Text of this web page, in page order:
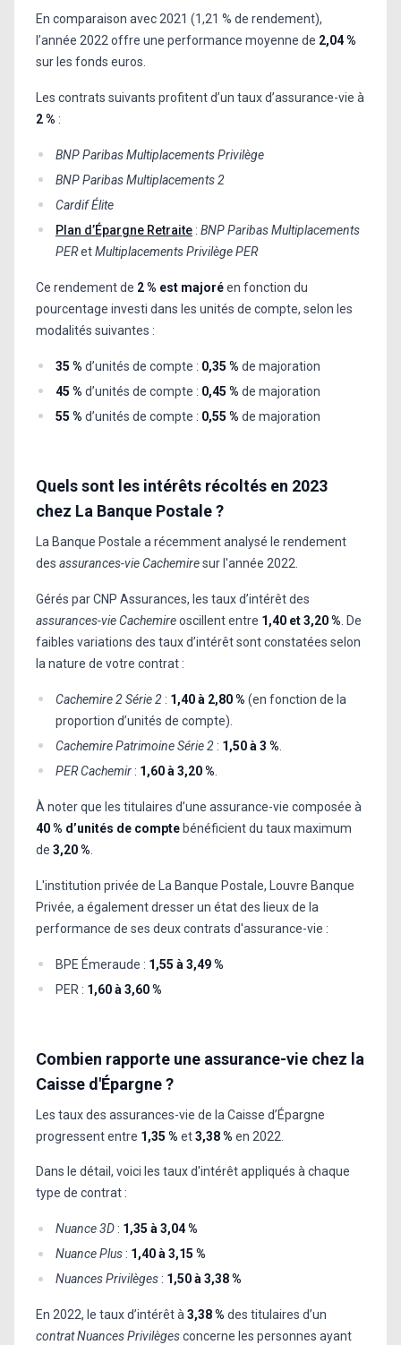
En comparaison avec 2021 (1,21 % de rendement),
l’année 2022 offre une performance moyenne de 2,04 %
sur les fonds euros.
Les contrats suivants profitent d’un taux d’assurance-vie à
2 % :
BNP Paribas Multiplacements Privilège
BNP Paribas Multiplacements 2
Cardif Élite
Plan d’Épargne Retraite : BNP Paribas Multiplacements
PERetMultiplacements Privilège PER
Ce rendement de 2 % est majoréen fonction du
pourcentage investi dans les unités de compte, selon les
modalités suivantes :
35 % d’unités de compte : 0,35 % de majoration
45 % d’unités de compte : 0,45 % de majoration
55 % d’unités de compte : 0,55 % de majoration
Quels sont les intérêts récoltés en 2023
chez La Banque Postale ?
La Banque Postale a récemment analysé le rendement
des assurances-vie Cachemiresur l'année 2022.
Gérés par CNP Assurances, les taux d’intérêt des
assurances-vie Cachemireoscillent entre 1,40 et 3,20 % . De
faibles variations des taux d’intérêt sont constatées selon
la nature de votre contrat :
Cachemire 2 Série 2 : 1,40 à 2,80 % (en fonction de la
proportion d’unités de compte).
Cachemire Patrimoine Série 2 : 1,50 à 3 %
PER Cachemir : 1,60 à 3,20 %
À noter que les titulaires d’une assurance-vie composée à
40 % d’unités de comptebénéficient du taux maximum
de 3,20 %
L'institution privée de La Banque Postale, Louvre Banque
Privée, a également dresser un état des lieux de la
performance de ses deux contrats d'assurance-vie :
BPE Émeraude : 1,55 à 3,49 %
PER : 1,60 à 3,60 %
Combien rapporte une assurance-vie chez la
Caisse d'Épargne ?
Les taux des assurances-vie de la Caisse d’Épargne
progressent entre 1,35 % et3,38 % en 2022.
Dans le détail, voici les taux d'intérêt appliqués à chaque
type de contrat :
Nuance 3D : 1,35 à 3,04 %
Nuance Plus : 1,40 à 3,15 %
Nuances Privilèges : 1,50 à 3,38 %
En 2022, le taux d’intérêt à3,38 % des titulaires d’un
contrat Nuances Privilègesconcerne les personnes ayant